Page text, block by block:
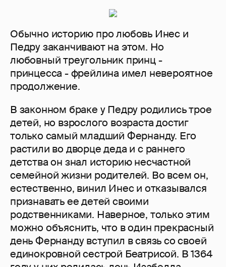
Обычно историю про любовь Инес и
Педру заканчивают на этом. Но
любовный треугольник принц -
принцесса - фрейлина имел невероятное
продолжение.
В законном браке у Педру родились трое
детей, но взрослого возраста достиг
только самый младший Фернанду. Его
растили во дворце деда и с раннего
детства он знал историю несчастной
семейной жизни родителей. Во всем он,
естественно, винил Инес и отказывался
признавать ее детей своими
родственниками. Наверное, только этим
можно объяснить, что в один прекрасный
день Фернанду вступил в связь со своей
единокровной сестрой Беатрисой. В 1364